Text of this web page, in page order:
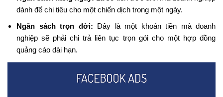
dành để chi tiêu cho một chiến dịch trong một ngày.
Ngân sách trọn đời: Đây là một khoản tiền mà doanh
nghiệp sẽ phải chi trả liên tục trọn gói cho một hợp đồng
quảng cáo dài hạn.